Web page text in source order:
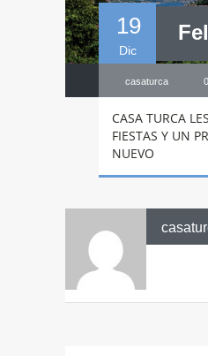
19
Dic
casaturca
CASA TURCA
FIESTAS Y UN
NUEVO